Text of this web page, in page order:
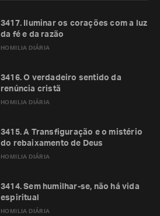
HOMILIA DIÁRIA
3417. Iluminar os corações com a luz
da fé e da razão
HOMILIA DIÁRIA
3416. O verdadeiro sentido da
renúncia cristã
HOMILIA DIÁRIA
3415. A Transfiguração e o mistério
do rebaixamento de Deus
HOMILIA DIÁRIA
3414. Sem humilhar-se, não há vida
espiritual